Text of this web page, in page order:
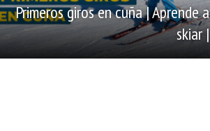
Primeros giros en cuña | Aprende a
skiar |